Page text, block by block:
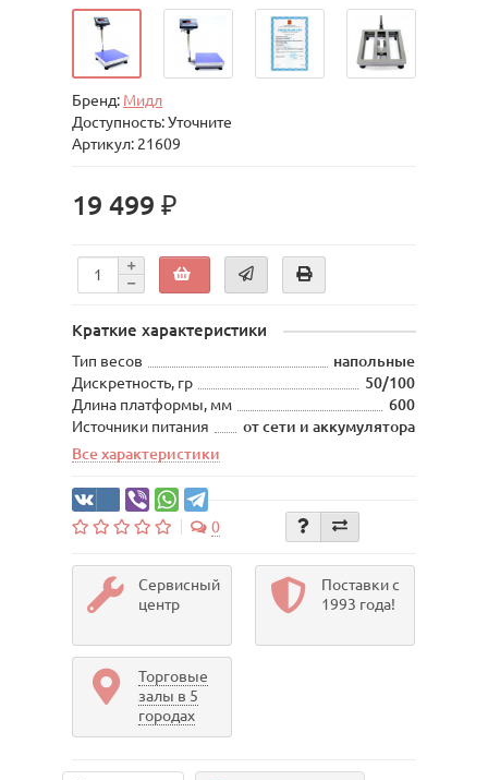
Бренд: Мидл
Доступность: Уточните
Артикул: 21609
19 499 ₽
Краткие характеристики
Тип весов
напольные
Дискретность, гр
50/100
Длина платформы, мм
600
Источники питания
от сети и аккумулятора
Все характеристики
0
Сервисный
центр
Поставки с
1993 года!
Торговые
залы в 5
городах